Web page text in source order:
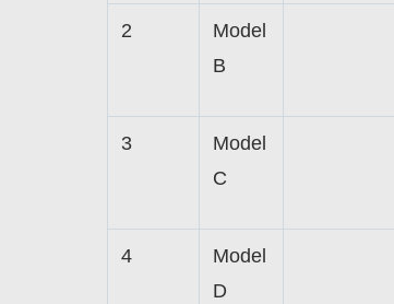
2
Model
B
3
Model
C
4
Model
D